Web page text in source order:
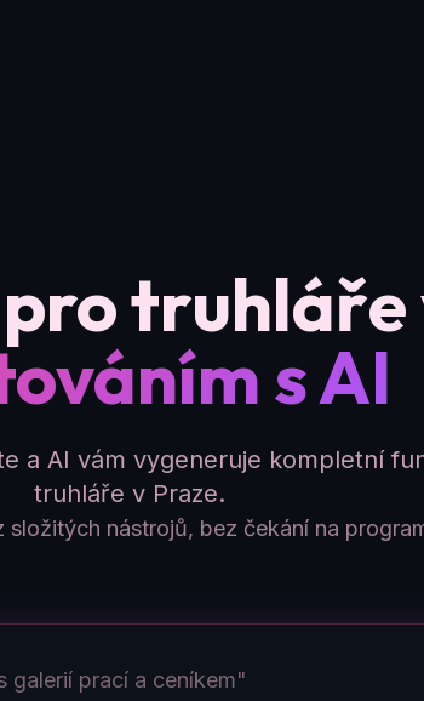
truhláře
s AI
a AI vám vygeneruje kompletní
truhláře v Praze.
složitých nástrojů, bez čekání na